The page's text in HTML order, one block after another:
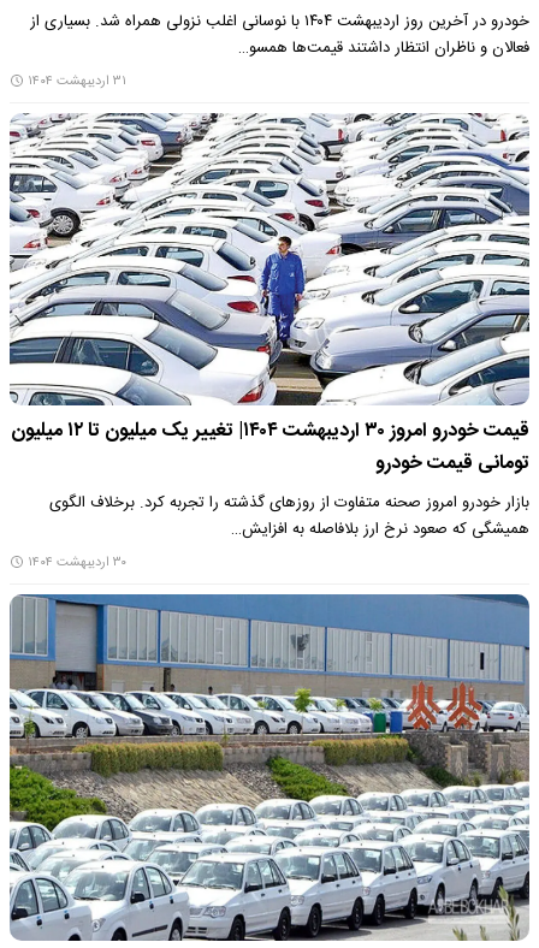
خودرو در آخرین روز اردیبهشت ۱۴۰۴ با نوسانی اغلب نزولی همراه شد. بسیاری از
فعالان و ناظران انتظار داشتند قیمت‌ها همسو…
۳۱ اردیبهشت ۱۴۰۴
قیمت خودرو امروز ۳۰ اردیبهشت ۱۴۰۴| تغییر یک میلیون تا ۱۲ میلیون
تومانی قیمت خودرو
بازار خودرو امروز صحنه‌ متفاوت از روزهای گذشته را تجربه کرد. برخلاف الگوی
همیشگی که صعود نرخ ارز بلافاصله به افزایش…
۳۰ اردیبهشت ۱۴۰۴